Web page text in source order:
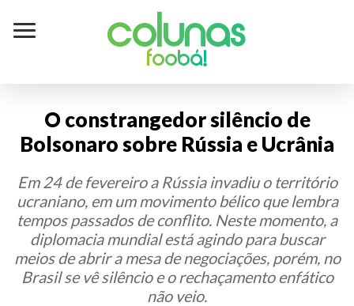
Colunas
foobá!
O constrangedor silêncio de
Bolsonaro sobre Rússia e Ucrânia
Em 24 de fevereiro a Rússia invadiu o território
ucraniano, em um movimento bélico que lembra
tempos passados de conflito. Neste momento, a
diplomacia mundial está agindo para buscar
meios de abrir a mesa de negociações, porém, no
Brasil se vê silêncio e o rechaçamento enfático
não veio.